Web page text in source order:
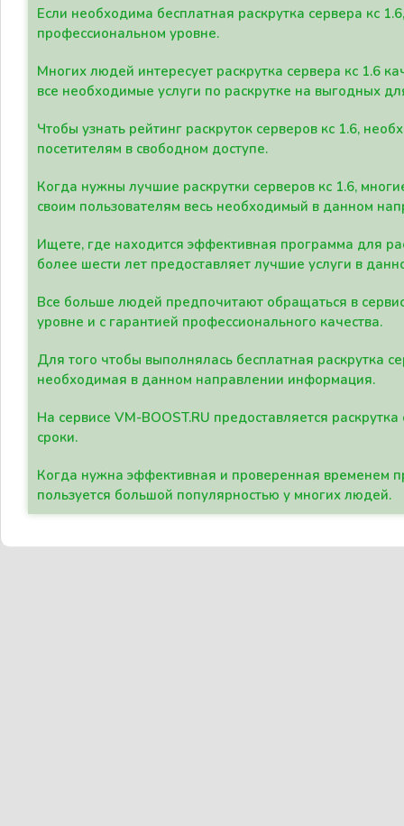
Если необходима бесплатная раскрутка сервера кс
профессиональном уровне.
Многих людей интересует раскрутка сервера кс 1.6
все необходимые услуги по раскрутке на выгодных
Чтобы узнать рейтинг раскруток серверов кс 1.6,
посетителям в свободном доступе.
Когда нужны лучшие раскрутки серверов кс 1.6,
своим пользователям весь необходимый в данном
Ищете, где находится эффективная программа для
более шести лет предоставляет лучшие услуги в
Все больше людей предпочитают обращаться в
уровне и с гарантией профессионального качества.
Для того чтобы выполнялась бесплатная раскрутка
необходимая в данном направлении информация.
На сервисе VM-BOOST.RU предоставляется
сроки.
Когда нужна эффективная и проверенная временем
пользуется большой популярностью у многих людей.